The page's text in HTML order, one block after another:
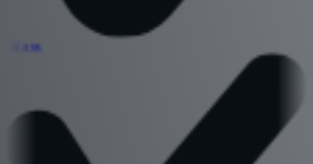
Offertes